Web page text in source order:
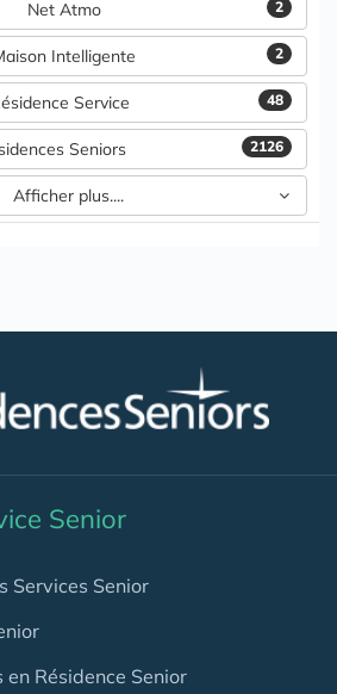
2
Net Atmo
2
Intelligente
48
Service
2126
Seniors
Afficher plus....
Senior
Services Senior
Résidence Senior